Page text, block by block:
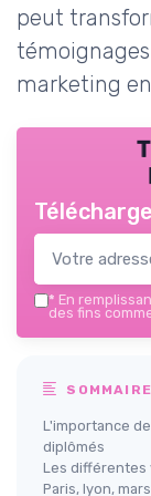
peut
marketing
* En
des fins
SOMMAIRE
L'importance
diplômés
Les différentes
Paris, lyon,